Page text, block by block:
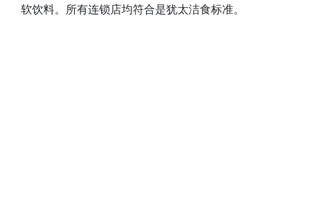
软饮料。所有连锁店均符合是犹太洁食标准。